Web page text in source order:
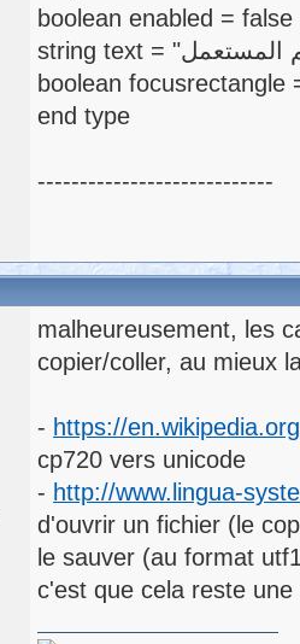
boolean enabled = false
boolean focusrectangle
end type
----------------------------
malheureusement, les
copier/coller, au mieux
- https://
cp720 vers unicode
- http://www.lingua-
d'ouvrir un fichier (le
le sauver (au format
c'est que cela reste